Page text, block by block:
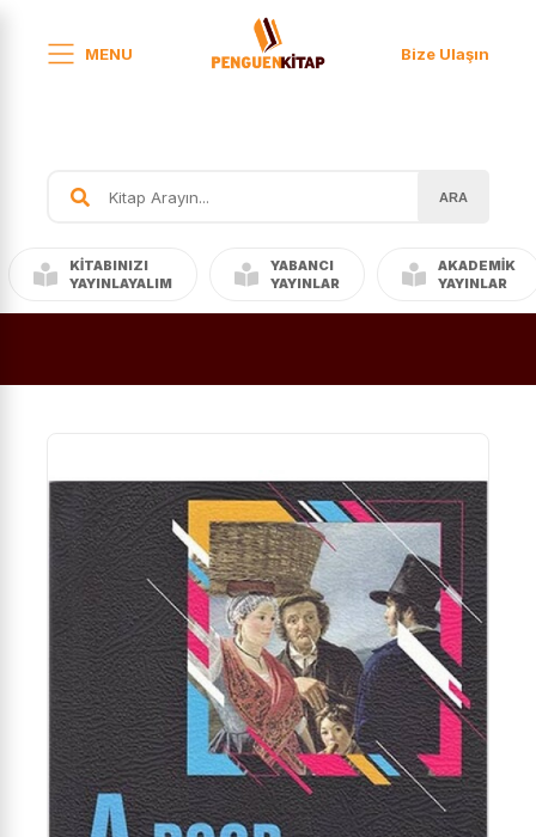
MENU Bize Ulaşın
ARA
KITABINIZI
YAYINLAYALIM
YABANCI
YAYINLAR
AKADEMIK
YAYINLAR